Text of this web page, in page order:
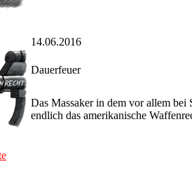
14.06.2016
Dauerfeuer
Das Massaker in dem vor allem
endlich das amerikanische